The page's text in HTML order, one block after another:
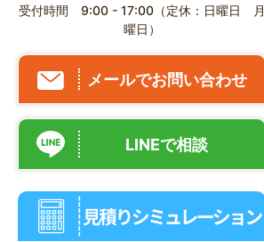
受付時間 9:00 - 17:00（定休：日曜日 月
曜日）
メールでお問い合わせ
LINEで相談